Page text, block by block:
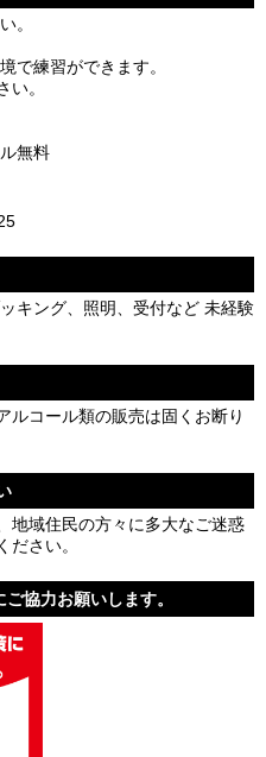
。
で練習ができます。
。
無料
キング、照明、受付など 未経験
ルコール類の販売は固くお断り
地域住民の方々に多大なご迷惑
ださい。
協力お願いします。